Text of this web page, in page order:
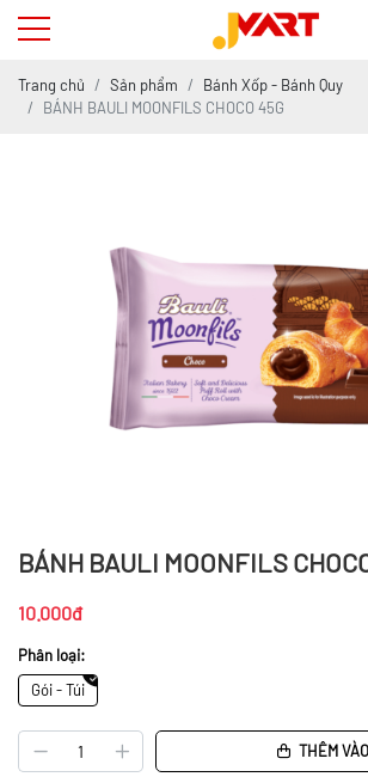
Trang chủ Sản phẩm
Bánh Xốp - Bánh Quy
BÁNH BAULI MOONFILS CHOCO 45G
BÁNH BAULI MOONFILS
10.000đ
Phân loại:
Gói - Túi
THÊM